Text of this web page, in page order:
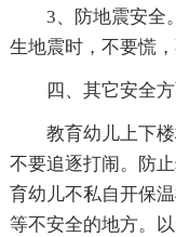
3、防地震安全
生地震时，不要慌
四、其它安全方
教育幼儿上下
不要追逐打闹。防
育幼儿不私自开保
等不安全的地方。